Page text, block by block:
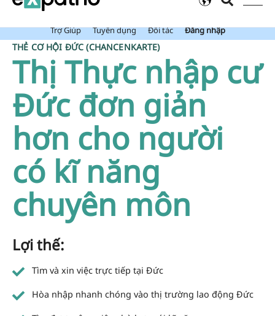
Mới: Value Package đã bao gồm Tài Khoản Ngân Hàng Expatrio.
Trợ Giúp
Tuyển dụng Đối tác Đăng nhập
THẺ CƠ HỘI ĐỨC (CHANCENKARTE)
Thị Thực nhập cư
Đức đơn giản
hơn cho người
có kĩ năng
chuyên môn
Lợi thế:
Tìm và xin việc trực tiếp tại Đức
Hòa nhập nhanh chóng vào thị trường lao động Đức